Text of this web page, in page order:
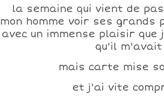
la semaine qui vient de
mon homme voir ses
avec un immense plaisir
qu'il
mais carte mise
et j'ai vite